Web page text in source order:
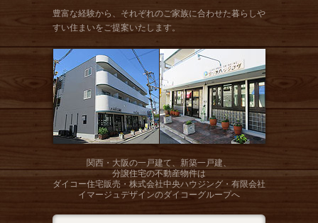
豊富な経験から、それぞれのご家族に合わせた暮らしや
すい住まいをご提案いたします。
関西・大阪の一戸建て、新築一戸建、
分譲住宅の不動産物件は
ダイコー住宅販売・株式会社中央ハウジング・有限会社
イマージュデザインのダイコーグループへ